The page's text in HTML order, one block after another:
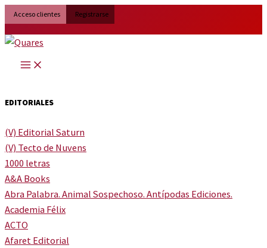
Ir
al
contenido
Acceso clientes Registrarse
EDITORIALES
(V) Editorial Saturn
(V) Tecto de Nuvens
1000 letras
A&A Books
Abra Palabra. Animal Sospechoso. Antípodas Ediciones.
Academia Félix
ACTO
Afaret Editorial
Search
...